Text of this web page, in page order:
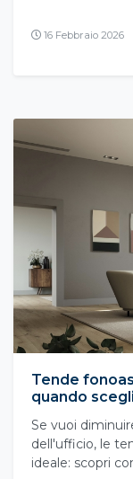
16 Febbraio 2026
Tende
quando
Se vuoi
dell'ufficio, le
ideale: scopri